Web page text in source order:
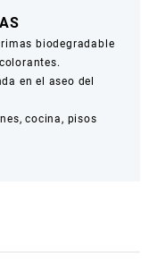
biodegradable
en el aseo del
cocina, pisos